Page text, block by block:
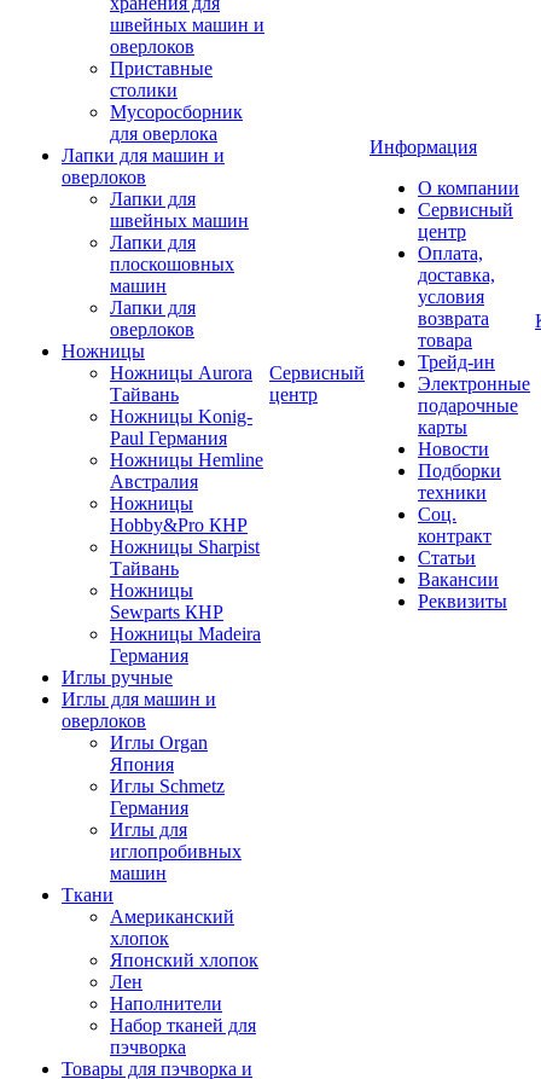
швейных машин и
оверлоков
Приставные
столики
Мусоросборник
для оверлока
Лапки для машин и
оверлоков
Лапки для
швейных машин
Лапки для
плоскошовных
машин
Лапки для
оверлоков
Ножницы
Ножницы Aurora
Тайвань
Ножницы Konig-
Paul Германия
Ножницы Hemline
Австралия
Ножницы
Hobby&Pro КНР
Ножницы Sharpist
Тайвань
Ножницы
Sewparts КНР
Ножницы Madeira
Германия
Иглы ручные
Иглы для машин и
оверлоков
Иглы Organ
Япония
Иглы Schmetz
Германия
Иглы для
иглопробивных
машин
Ткани
Американский
хлопок
Японский хлопок
Лен
Наполнители
Набор тканей для
пэчворка
Товары для пэчворка и
Сервисный
центр
Информация
О компании
Сервисный
центр
Оплата,
доставка,
условия
возврата
товара
Трейд-ин
Электронные
подарочные
карты
Новости
Подборки
техники
Соц.
контракт
Статьи
Вакансии
Реквизиты